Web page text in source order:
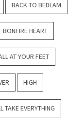
BACK TO BEDLAM
BONFIRE HEART
AT YOUR FEET
HIGH
TAKE EVERYTHING